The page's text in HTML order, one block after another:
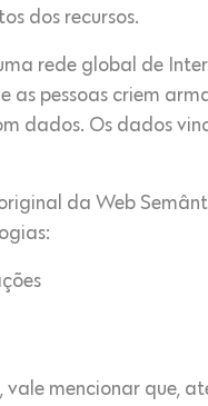
dos recursos.
rede global de
pessoas criem
dados. Os dados
da Web
mencionar que,